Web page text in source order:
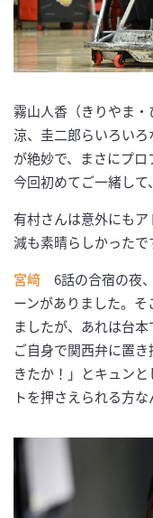
霧山人香（きりやま
涼、圭二郎らいろい
が絶妙で、まさにプ
今回初めてご一緒して
有村さんは意外にも
減も素晴らしかったで
宮﨑 6話の合宿の夜
ーンがありました。
ましたが、あれは台本
ご自身で関西弁に置
きたか！」とキュン
トを押さえられる方な